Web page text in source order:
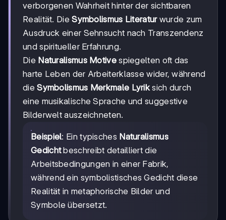
verborgenen Wahrheit hinter der sichtbaren
Realität. DieSymbolismus Literaturwurde zum
Ausdruck einer Sehnsucht nach Transzendenz
und spiritueller Erfahrung.
Die Naturalismus Motivespiegelten oft das
harte Leben der Arbeiterklasse wider, während
dieSymbolismus Merkmale Lyriksich durch
eine musikalische Sprache und suggestive
Bilderwelt auszeichneten.
Beispiel: Ein typisches Naturalismus
Gedichtbeschreibt detailliert die
Arbeitsbedingungen in einer Fabrik,
während ein symbolistisches Gedicht diese
Realität in metaphorische Bilder und
Symbole übersetzt.